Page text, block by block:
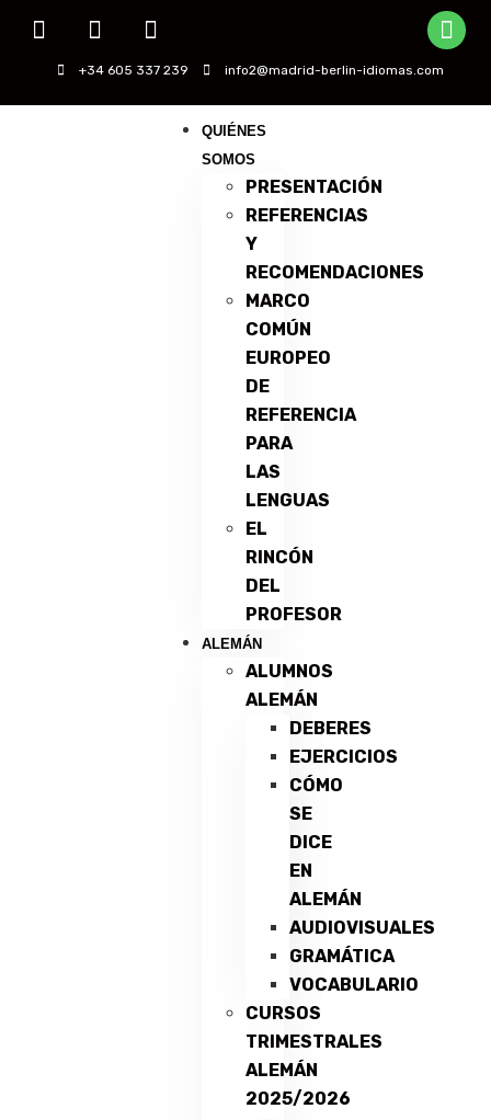
+34 605 337 239 info2@madrid-berlin-idiomas.com
QUIÉNES
SOMOS
PRESENTACIÓN
REFERENCIAS
Y
RECOMENDACIONES
MARCO
COMÚN
EUROPEO
DE
REFERENCIA
PARA
LAS
LENGUAS
EL
RINCÓN
DEL
PROFESOR
ALEMÁN
ALUMNOS
ALEMÁN
DEBERES
EJERCICIOS
CÓMO
SE
DICE
EN
ALEMÁN
AUDIOVISUALES
GRAMÁTICA
VOCABULARIO
CURSOS
TRIMESTRALES
ALEMÁN
2025/2026